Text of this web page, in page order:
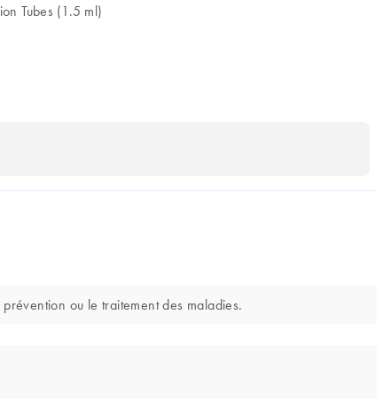
Tubes (1.5 ml)
ou le traitement des maladies.